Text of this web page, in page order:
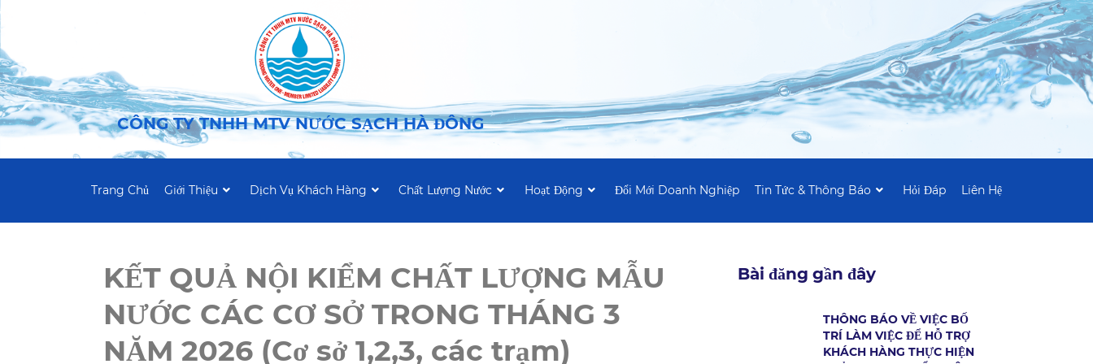
CÔNG TY TNHH MTV NƯỚC SẠCH HÀ ĐÔNG
Trang Chủ Giới Thiệu Dịch Vụ Khách Hàng Chất Lượng Nước Hoạt Động Đổi Mới Doanh Nghiệp Tin Tức & Thông Báo Hỏi Đáp Liên Hệ
KẾT QUẢ NỘI KIỂM CHẤT LƯỢNG MẪU
NƯỚC CÁC CƠ SỞ TRONG THÁNG 3
NĂM 2026 (Cơ sở 1,2,3, các trạm)
Bài đăng gần đây
THÔNG BÁO VỀ VIỆC BỐ
TRÍ LÀM VIỆC ĐỂ HỖ TRỢ
KHÁCH HÀNG THỰC HIỆN